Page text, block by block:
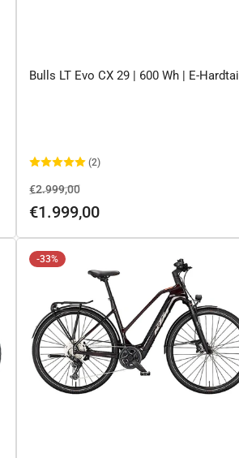
Bulls LT Evo CX 29 | 600 Wh | E-Hardtail
(2)
Normaler
Preis
€2.999,00Ausverkaufspreis
€1.999,00
-33%